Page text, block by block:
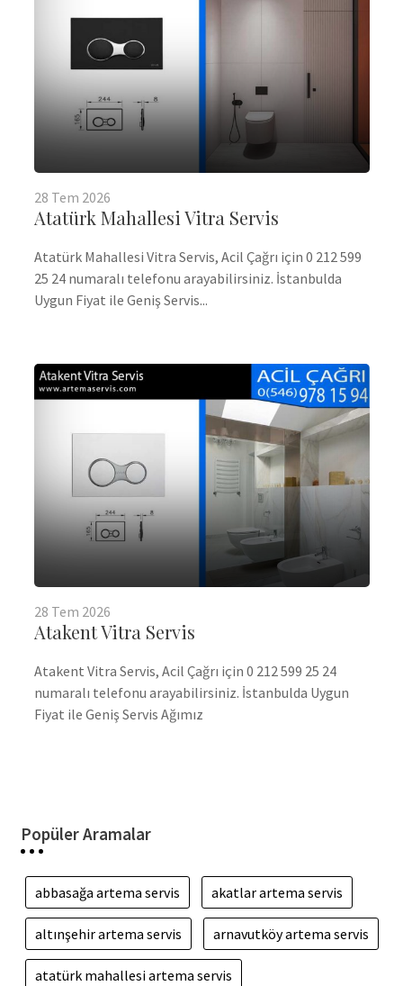
28 Tem 2026
Atatürk Mahallesi Vitra Servis
Atatürk Mahallesi Vitra Servis, Acil Çağrı için 0 212 599
25 24 numaralı telefonu arayabilirsiniz. İstanbulda
Uygun Fiyat ile Geniş Servis...
28 Tem 2026
Atakent Vitra Servis
Atakent Vitra Servis, Acil Çağrı için 0 212 599 25 24
numaralı telefonu arayabilirsiniz. İstanbulda Uygun
Fiyat ile Geniş Servis Ağımız
Popüler Aramalar
abbasağa artema servis akatlar artema servis
altınşehir artema servis arnavutköy artema servis
atatürk mahallesi artema servis